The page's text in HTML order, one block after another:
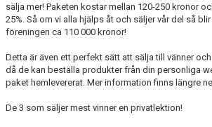
BOTNIA HÄSTKLINIK
SURF-FONDEN
SURF-HÄNG
TORSDAGSDRESSYREN
sälja mer! Paketen kostar mellan 120-250 kronor
25%. Så om vi alla hjälps åt och säljer vår del så
föreningen ca 110 000 kronor!
Detta är även ett perfekt sätt att sälja till vänner
då de kan beställa produkter från din personliga
paket hemlevererat. Mer information finns längre
De 3 som säljer mest vinner en privatlektion!